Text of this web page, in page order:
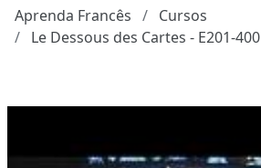
Aprenda Francês
Cursos
Le Dessous des Cartes - E201-400